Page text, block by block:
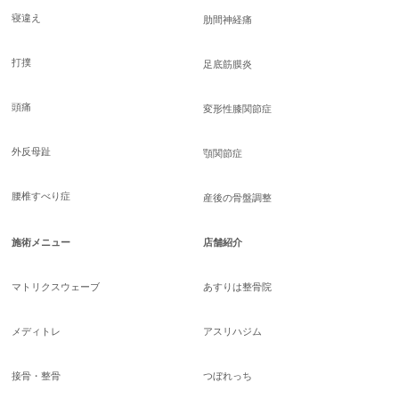
寝違え
打撲
頭痛
外反母趾
腰椎すべり症
肋間神経痛
足底筋膜炎
変形性膝関節症
顎関節症
産後の骨盤調整
施術メニュー
マトリクスウェーブ
メディトレ
接骨・整骨
店舗紹介
あすりは整骨院
アスリハジム
つぼれっち